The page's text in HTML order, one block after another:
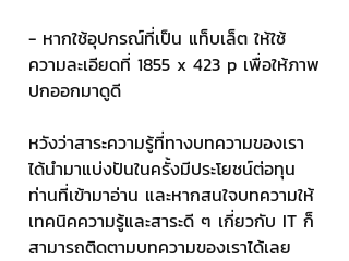
- หากใช้อุปกรณ์ที่เป็น แท็บเล็ต ให้ใช้
ความละเอียดที่ 1855 x 423 p เพื่อให้ภาพ
ปกออกมาดูดี
หวังว่าสาระความรู้ที่ทางบทความของเรา
ได้นำมาแบ่งปันในครั้งมีประโยชน์ต่อทุน
ท่านที่เข้ามาอ่าน และหากสนใจบทความให้
เทคนิคความรู้และสาระดี ๆ เกี่ยวกับ IT ก็
สามารถติดตามบทความของเราได้เลย